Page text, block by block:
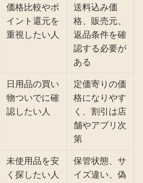
価格比較やポ
イント還元を
重視したい人
送料込み価
格、販売元、
返品条件を確
認する必要が
ある
日用品の買い
物ついでに確
認したい人
定価寄りの価
格になりやす
く、割引は店
舗やアプリ次
第
未使用品を安
く探したい人
保管状態、サ
イズ違い、偽